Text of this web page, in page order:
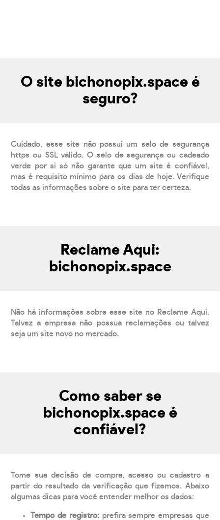
O site bichonopix.space é
seguro?
Cuidado, esse site não possui um selo de segurança
https ou SSL válido. O selo de segurança ou cadeado
verde por si só não garante que um site é confiável,
mas é requisito mínimo para os dias de hoje. Verifique
todas as informações sobre o site para ter certeza.
Reclame Aqui:
bichonopix.space
Não há informações sobre esse site no Reclame Aqui.
Talvez a empresa não possua reclamações ou talvez
seja um site novo no mercado.
Como saber se
bichonopix.space é
confiável?
Tome sua decisão de compra, acesso ou cadastro a
partir do resultado da verificação que fizemos. Abaixo
algumas dicas para você entender melhor os dados:
Tempo de registro: prefira sempre empresas que